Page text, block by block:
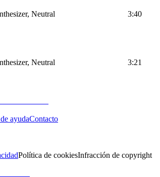
Neutral 3:40
Neutral 3:21
ayudaContacto
Política de cookiesInfracción de copyright